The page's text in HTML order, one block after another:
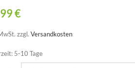
€
zzgl.Versandkosten
5-10 Tage